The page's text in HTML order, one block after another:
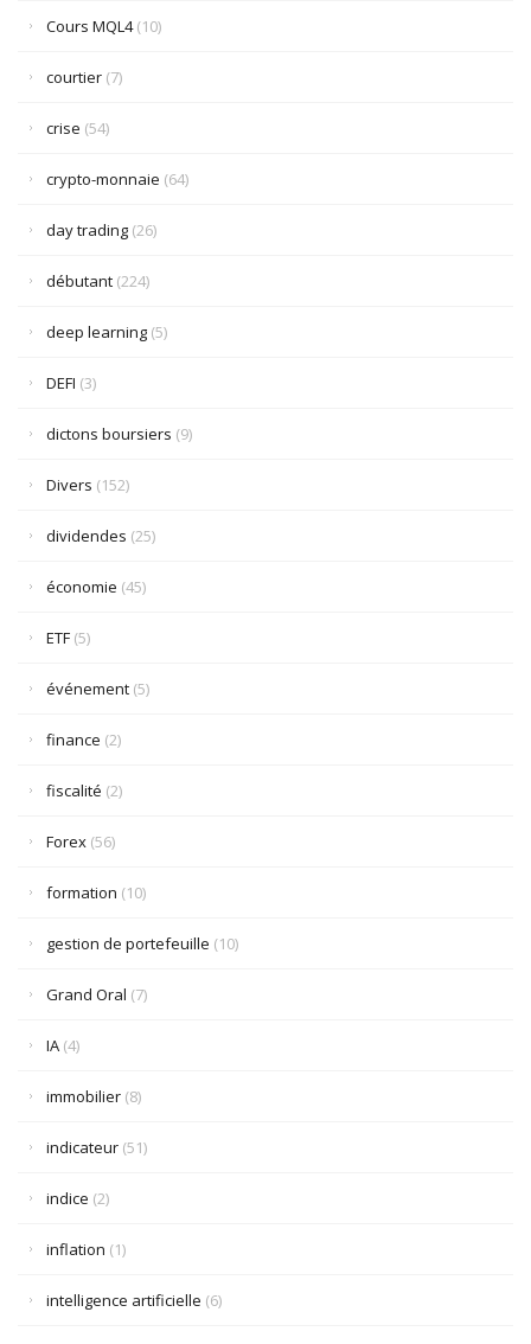
Cours MQL4(10)
courtier (7)
crise (54)
crypto-monnaie (64)
day trading (26)
débutant (224)
deep learning (5)
DEFI (3)
dictons boursiers (9)
Divers (152)
dividendes (25)
économie (45)
ETF (5)
événement (5)
finance (2)
fiscalité (2)
Forex (56)
formation (10)
gestion de portefeuille (10)
Grand Oral (7)
IA (4)
immobilier (8)
indicateur (51)
indice (2)
inflation (1)
intelligence artificielle (6)